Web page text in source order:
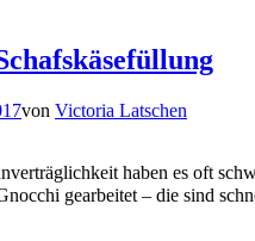
von Victoria Latschen
haben es oft
gearbeitet – die sind